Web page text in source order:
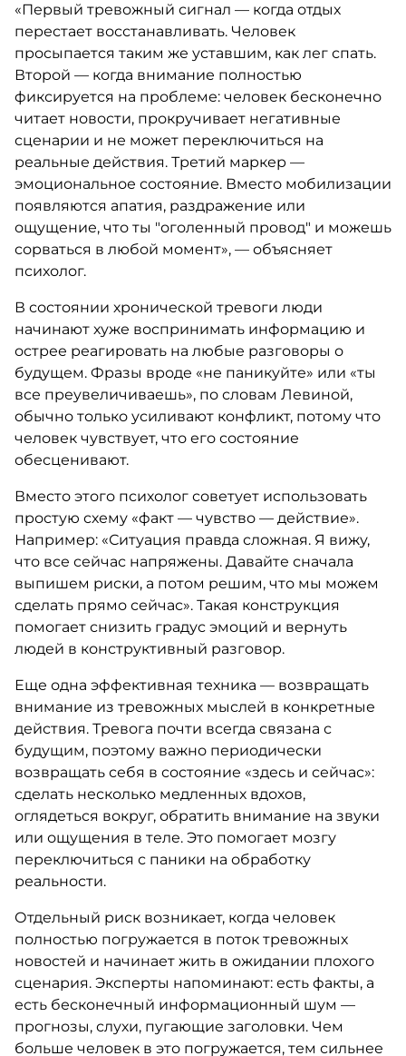
«Первый тревожный сигнал — когда отдых
перестает восстанавливать. Человек
просыпается таким же уставшим, как лег спать.
Второй — когда внимание полностью
фиксируется на проблеме: человек бесконечно
читает новости, прокручивает негативные
сценарии и не может переключиться на
реальные действия. Третий маркер —
эмоциональное состояние. Вместо мобилизации
появляются апатия, раздражение или
ощущение, что ты "оголенный провод" и можешь
сорваться в любой момент», — объясняет
психолог.
В состоянии хронической тревоги люди
начинают хуже воспринимать информацию и
острее реагировать на любые разговоры о
будущем. Фразы вроде «не паникуйте» или «ты
все преувеличиваешь», по словам Левиной,
обычно только усиливают конфликт, потому что
человек чувствует, что его состояние
обесценивают.
Вместо этого психолог советует использовать
простую схему «факт — чувство — действие».
Например: «Ситуация правда сложная. Я вижу,
что все сейчас напряжены. Давайте сначала
выпишем риски, а потом решим, что мы можем
сделать прямо сейчас». Такая конструкция
помогает снизить градус эмоций и вернуть
людей в конструктивный разговор.
Еще одна эффективная техника — возвращать
внимание из тревожных мыслей в конкретные
действия. Тревога почти всегда связана с
будущим, поэтому важно периодически
возвращать себя в состояние «здесь и сейчас»:
сделать несколько медленных вдохов,
оглядеться вокруг, обратить внимание на звуки
или ощущения в теле. Это помогает мозгу
переключиться с паники на обработку
реальности.
Отдельный риск возникает, когда человек
полностью погружается в поток тревожных
новостей и начинает жить в ожидании плохого
сценария. Эксперты напоминают: есть факты, а
есть бесконечный информационный шум —
прогнозы, слухи, пугающие заголовки. Чем
больше человек в это погружается, тем сильнее